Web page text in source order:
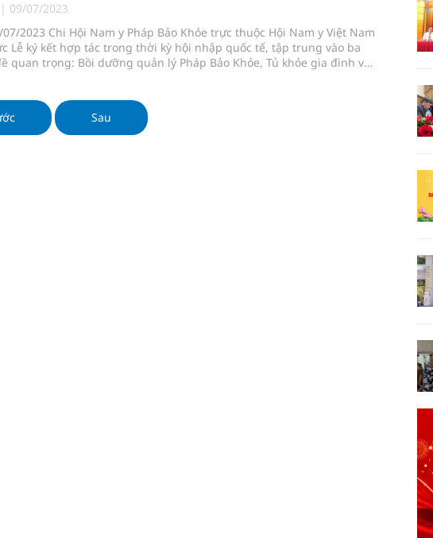
bảo hiểm y tế nếu không đăng ký khám theo yêu
sầu riêng 2026
| 09/07/2023
2023 Chi Hội Nam y Pháp Bảo Khỏe trực thuộc Hội Nam y Việt Nam
Lễ ký kết hợp tác trong thời kỳ hội nhập quốc tế, tập trung vào ba
quan trọng: Bồi dưỡng quản lý Pháp Bảo Khỏe, Tủ khỏe gia đình và
Sau